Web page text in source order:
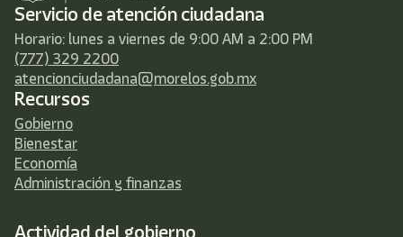
Servicio de atención ciudadana
Horario: lunes a viernes de 9:00 AM a 2:00 PM
(777) 329 2200
atencionciudadana@morelos.gob.mx
Recursos
Gobierno
Bienestar
Economía
Administración y finanzas